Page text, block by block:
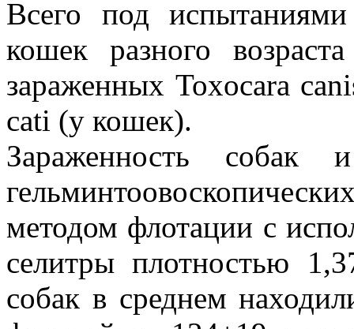
Всего под
кошек разного
зараженных Toxocara
cati (у кошек).
Зараженность собак
методом флотации с
селитры плотностью
собак в среднем